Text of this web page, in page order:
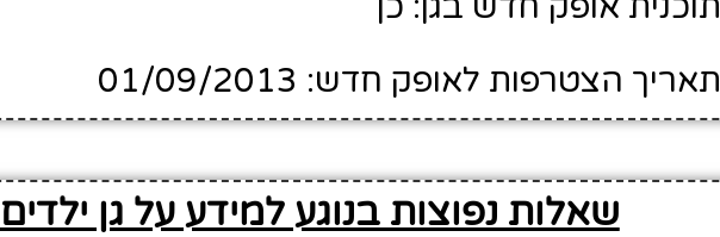
תאריך הצטרפות לאופק חדש: 01/09/2013
שאלות נפוצות בנוגע למידע על גן